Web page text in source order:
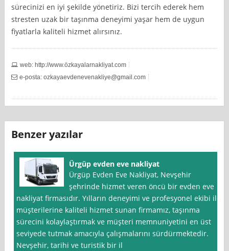
sürecinizi en iyi şekilde yönetiriz. Bizi tercih ederek hem
stresten uzak bir taşınma deneyimi yaşar hem de uygun
fiyatlarla kaliteli hizmet alırsınız.
web: http://www.özkayalarnakliyat.com
e-posta:ozkayaevdenevenakliye@gmail.com
Benzer yazılar
Ürgüp evden eve nakliyat
Ürgüp Evden Eve Nakliyat, Nevşehir
şehrinde hizmet veren öncü bir evden eve
nakliyat firmasıdır. Yılların deneyimi ve profesyonel ekibi ile
müşterilerine kaliteli hizmet sunan firmamız, taşınma
sürecini kolaylaştırmak ve müşteri memnuniyetini en üst
seviyede tutmak amacıyla çalışmalarını sürdürmektedir.
Nevşehir, tarihi ve turistik bir il